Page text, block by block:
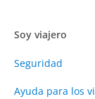
Soy viajero
Seguridad
Ayuda para los